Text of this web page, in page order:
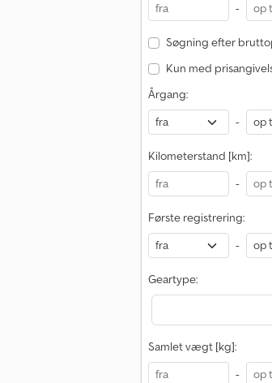
-
Søgning efter
Kun med
Årgang:
-
Kilometerstand [km]:
-
Første registrering:
-
Geartype:
Samlet vægt [kg]:
-